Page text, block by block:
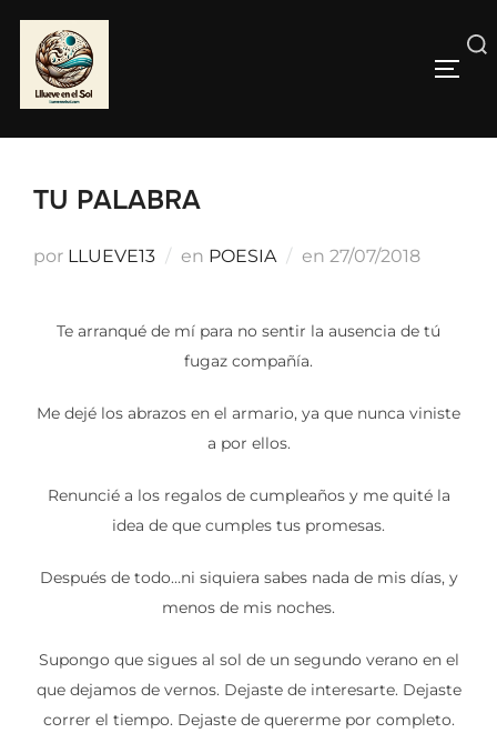
contenido
Buscar:
TU PALABRA
por LLUEVE13 en POESIA en Publicado
27/07/2018
Te arranqué de mí para no sentir la ausencia de tú
fugaz compañía.
Me dejé los abrazos en el armario, ya que nunca viniste
a por ellos.
Renuncié a los regalos de cumpleaños y me quité la
idea de que cumples tus promesas.
Después de todo…ni siquiera sabes nada de mis días, y
menos de mis noches.
Supongo que sigues al sol de un segundo verano en el
que dejamos de vernos. Dejaste de interesarte. Dejaste
correr el tiempo. Dejaste de quererme por completo.